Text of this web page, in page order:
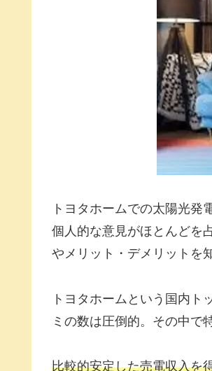
トヨタホームでの太陽光発
個人的な意見がほとんどを
やメリット・デメリットを
トヨタホームという国内ト
ミの数は圧倒的。その中で
比較的安定した売電収入を